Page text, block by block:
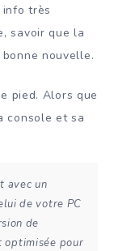
info très
savoir que la
nouvelle.
pied. Alors que
console et sa
avec un
de votre PC
de
optimisée pour